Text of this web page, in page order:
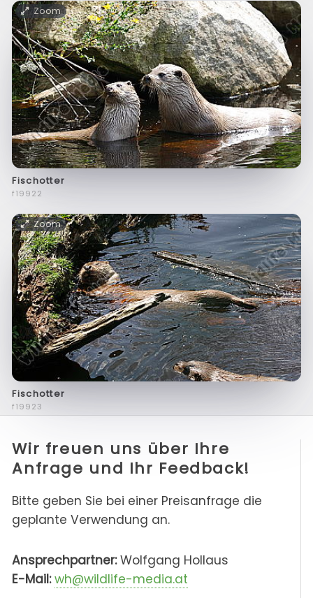
Zoom
Fischotter
f19922
Zoom
Fischotter
f19923
Wir freuen uns über Ihre
Anfrage und Ihr Feedback!
Bitte geben Sie bei einer Preisanfrage die
geplante Verwendung an.
Ansprechpartner:Wolfgang Hollaus
E-Mail: wh@wildlife-media.at